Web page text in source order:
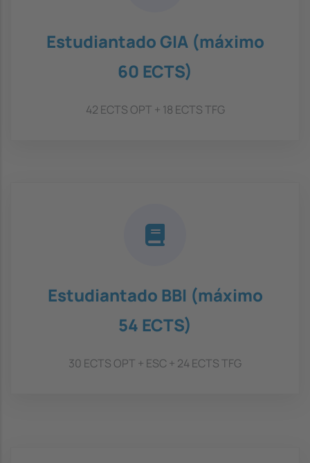
Estudiantado GIA (máximo
60 ECTS)
42 ECTS OPT + 18 ECTS TFG
Estudiantado BBI (máximo
54 ECTS)
30 ECTS OPT + ESC + 24 ECTS TFG